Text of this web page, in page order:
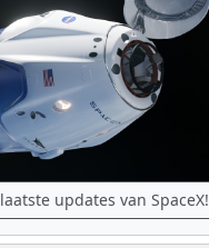
updates van SpaceX!